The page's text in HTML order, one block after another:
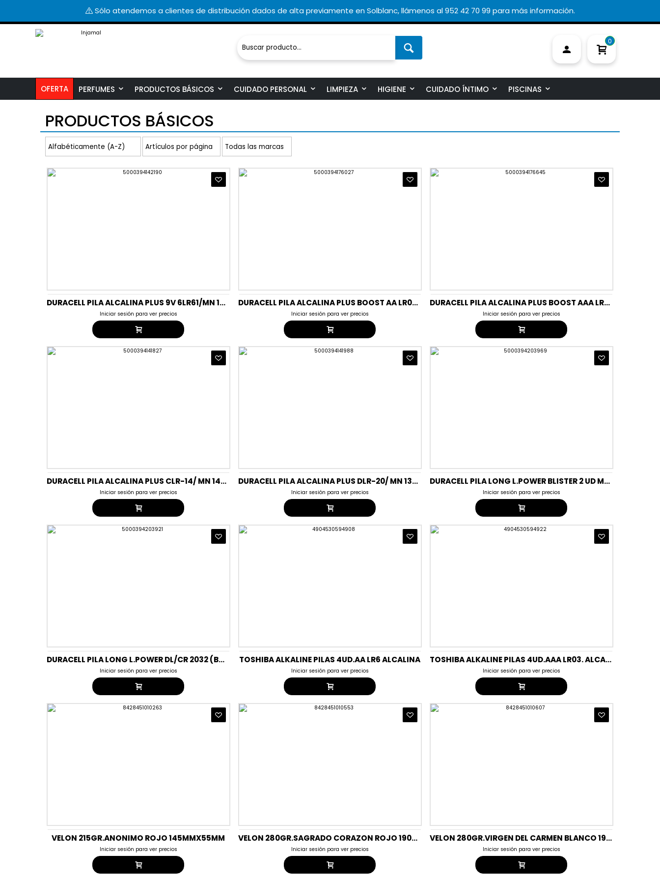
Sólo atendemos a clientes de distribución dados de alta previamente en Solblanc, llámenos al 952 42 70 99 para más información.
0
OFERTA PERFUMES PRODUCTOS BÁSICOS CUIDADO PERSONAL LIMPIEZA HIGIENE CUIDADO ÍNTIMO PISCINAS
PRODUCTOS BÁSICOS
DURACELL PILA ALCALINA PLUS 9V 6LR61/MN 1604 BLISTER 1UD
Iniciar sesión para ver precios
DURACELL PILA ALCALINA PLUS BOOST AA LR06/MN BLISTER4UD T20
Iniciar sesión para ver precios
DURACELL PILA ALCALINA PLUS BOOST AAA LR03/MN BLISTER4UD T20
Iniciar sesión para ver precios
DURACELL PILA ALCALINA PLUS CLR-14/ MN 1400 BLISTER 2UD
Iniciar sesión para ver precios
DURACELL PILA ALCALINA PLUS DLR-20/ MN 1300 BLISTER 2UD
Iniciar sesión para ver precios
DURACELL PILA LONG L.POWER BLISTER 2 UD MN-21.(COCHE)
Iniciar sesión para ver precios
DURACELL PILA LONG L.POWER DL/CR 2032 (BOTON)BLISTER 2UD T20
Iniciar sesión para ver precios
TOSHIBA ALKALINE PILAS 4UD.AA LR6 ALCALINA
Iniciar sesión para ver precios
TOSHIBA ALKALINE PILAS 4UD.AAA LR03. ALCALINA
Iniciar sesión para ver precios
VELON 215GR.ANONIMO ROJO 145MMX55MM
Iniciar sesión para ver precios
VELON 280GR.SAGRADO CORAZON ROJO 190MMX55MM
Iniciar sesión para ver precios
VELON 280GR.VIRGEN DEL CARMEN BLANCO 190MMX55MM
Iniciar sesión para ver precios